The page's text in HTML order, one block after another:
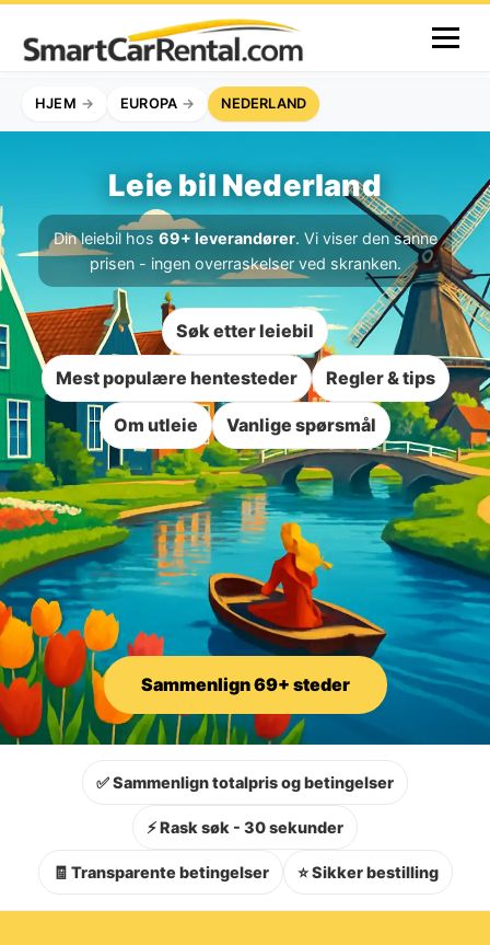
HJEM EUROPA NEDERLAND
Leie bil Nederland
Din leiebil hos 69+ leverandører. Vi viser den sanne
prisen - ingen overraskelser ved skranken.
Søk etter leiebil
Mest populære hentesteder Regler & tips
Om utleie Vanlige spørsmål
Sammenlign 69+ steder
✅ Sammenlign totalpris og betingelser
⚡ Rask søk - 30 sekunder
🧾 Transparente betingelser ⭐ Sikker bestilling